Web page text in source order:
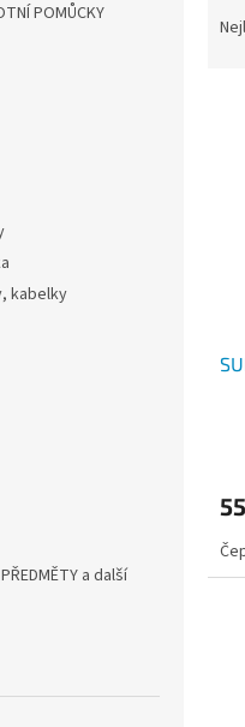
POMŮCKY
kabelky
a další
je
z
5